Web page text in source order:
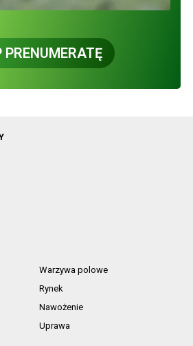
PRENUMERATĘ
Warzywa polowe
Rynek
Nawożenie
Uprawa